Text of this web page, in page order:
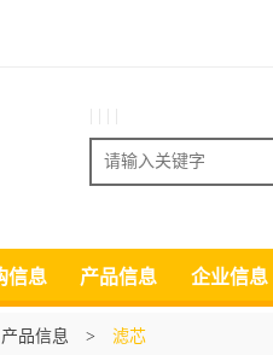
搜索
信息 产品信息 企业信息
产品信息 > 滤芯